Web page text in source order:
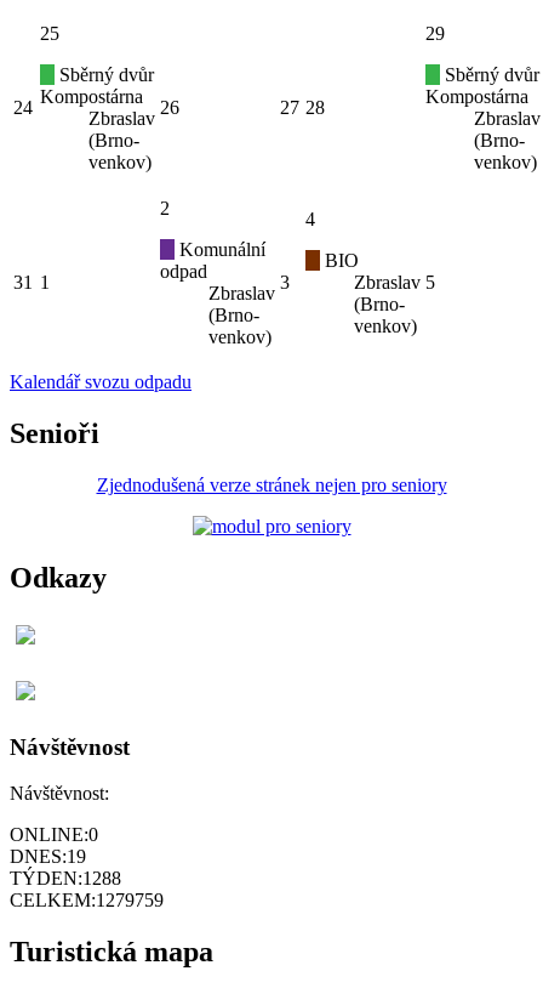
24
25
Sběrný dvůr
Kompostárna
Zbraslav
(Brno-
venkov)
26 27 28
29
Sběrný dvůr
Kompostárna
Zbraslav
(Brno-
venkov)
31 1
2
Komunální
odpad
Zbraslav
(Brno-
venkov)
3
4
BIO
Zbraslav
(Brno-
venkov)
5
Kalendář svozu odpadu
Senioři
Zjednodušená verze stránek nejen pro seniory
Odkazy
Návštěvnost
Návštěvnost:
ONLINE:0
DNES:19
TÝDEN:1288
CELKEM:1279759
Turistická mapa